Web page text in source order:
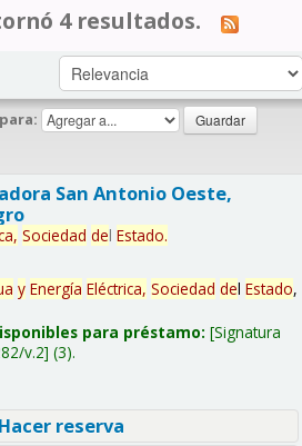
4 resultados.
San Antonio Oeste,
Sociedad del Estado.
y Energía Eléctrica, Sociedad del Estado,
para préstamo: Signatura
v.2 (3).
reserva